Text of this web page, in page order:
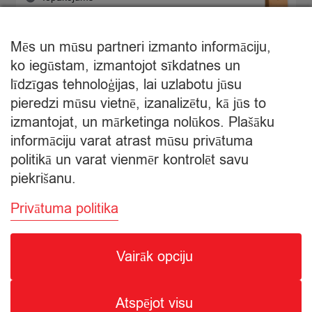
quantity
Starpsumma: €4,29
Apskatīt grozu
Apmaksa
© Citro Ventspils 2026
SPECIĀLĀ ATĻAUJA ALKOHOLISKO DZĒRIENU
Mēs un mūsu partneri izmanto informāciju,
ko iegūstam, izmantojot sīkdatnes un
līdzīgas tehnoloģijas, lai uzlabotu jūsu
pieredzi mūsu vietnē, izanalizētu, kā jūs to
izmantojat, un mārketinga nolūkos. Plašāku
informāciju varat atrast mūsu privātuma
politikā un varat vienmēr kontrolēt savu
piekrišanu.
Privātuma politika
Vairāk opciju
Atspējot visu